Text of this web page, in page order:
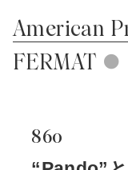
American
FERMAT
860